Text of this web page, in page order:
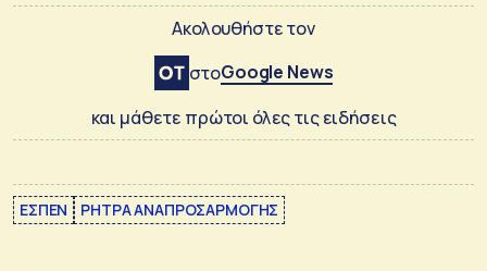
Ακολουθήστε τον
στοGoogle News
και μάθετε πρώτοι όλες τις ειδήσεις
ΕΣΠΕΝ ΡΗΤΡΑ ΑΝΑΠΡΟΣΑΡΜΟΓΗΣ